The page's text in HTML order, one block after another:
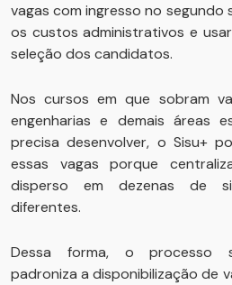
vagas com ingresso no segundo
os custos administrativos e
seleção dos candidatos.
Nos cursos em que sobram
engenharias e demais áreas
precisa desenvolver, o Sisu+
essas vagas porque
disperso em dezenas de
diferentes.
Dessa forma, o processo
padroniza a disponibilização de